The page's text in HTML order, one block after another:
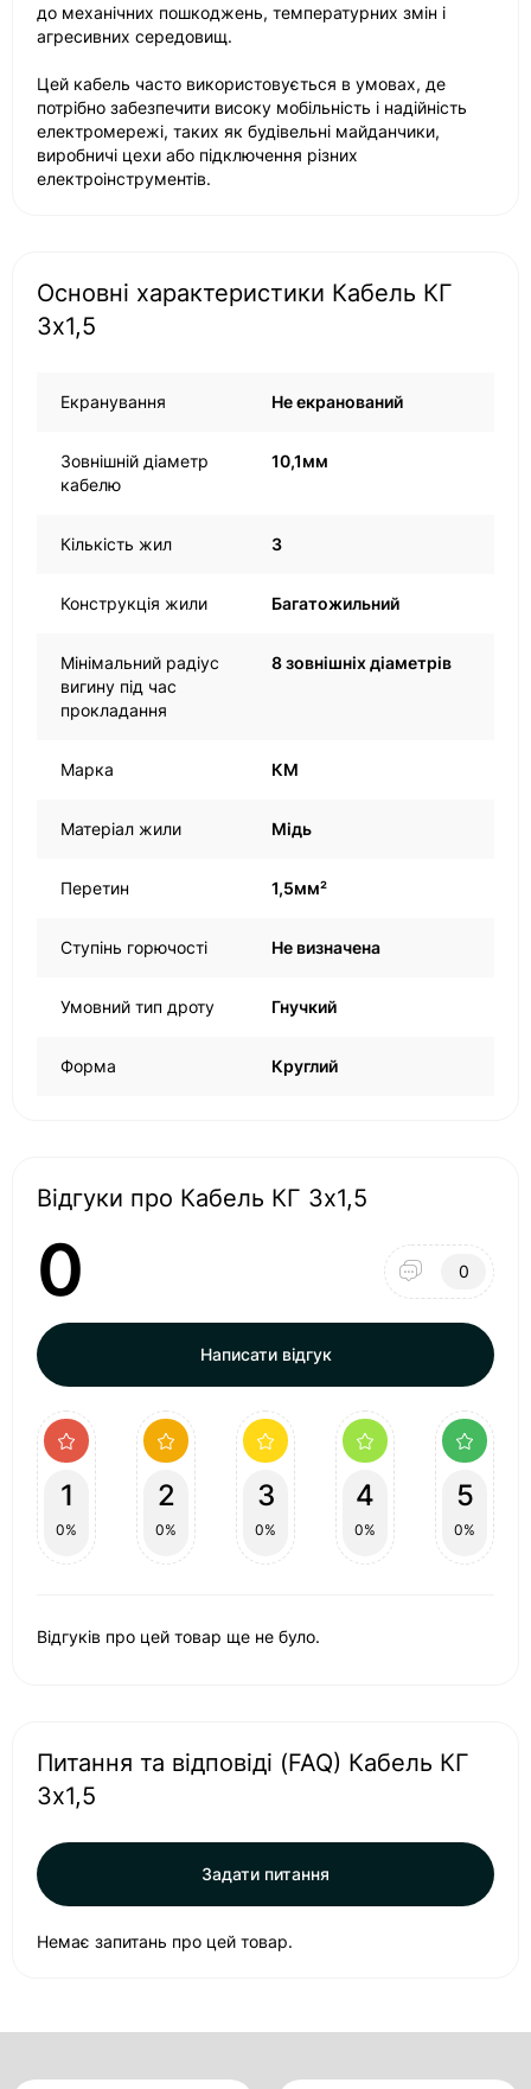
до механічних пошкоджень, температурних змін і
агресивних середовищ.
Цей кабель часто використовується в умовах, де
потрібно забезпечити високу мобільність і надійність
електромережі, таких як будівельні майданчики,
виробничі цехи або підключення різних
електроінструментів.
Основні характеристики Кабель КГ
3х1,5
Екранування Не екранований
Зовнішній діаметр
кабелю
10,1мм
Кількість жил 3
Конструкція жили Багатожильний
Мінімальний радіус
вигину під час
прокладання
8 зовнішніх діаметрів
Марка КМ
Матеріал жили Мідь
Перетин 1,5мм²
Ступінь горючості Не визначена
Умовний тип дроту Гнучкий
Форма Круглий
Відгуки про Кабель КГ 3х1,5
0 0
Написати відгук
1
0%
2
0%
3
0%
4
0%
5
0%
Відгуків про цей товар ще не було.
Питання та відповіді (FAQ) Кабель КГ
3х1,5
Задати питання
Немає запитань про цей товар.